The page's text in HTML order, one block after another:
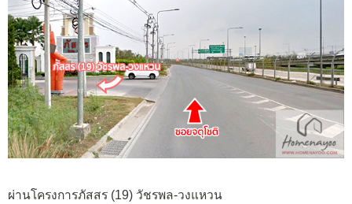
ผ่านโครงการภัสสร (19) วัชรพล-วงแหวน